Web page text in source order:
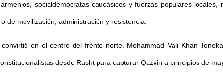
socialdemócratas caucásicos y fuerzas populares
de movilización, administración y resistencia.
en el centro del frente norte. Mohammad Vali Khan
desde Rasht para capturar Qazvin a principios de